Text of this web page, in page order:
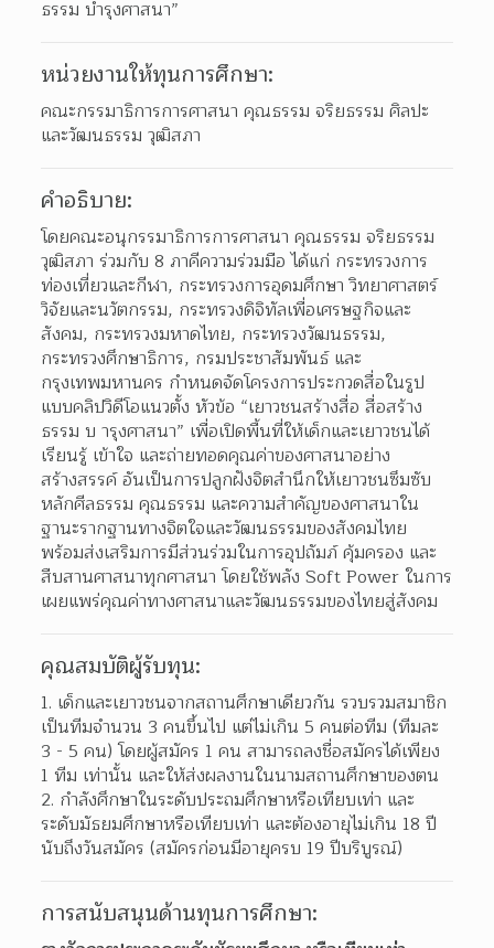
ธรรม บำรุงศาสนา”
หน่วยงานให้ทุนการศึกษา:
คณะกรรมาธิการการศาสนา คุณธรรม จริยธรรม ศิลปะ
และวัฒนธรรม วุฒิสภา
คำอธิบาย:
โดยคณะอนุกรรมาธิการการศาสนา คุณธรรม จริยธรรม
วุฒิสภา ร่วมกับ 8 ภาคีความร่วมมือ ได้แก่ กระทรวงการ
ท่องเที่ยวและกีฬา, กระทรวงการอุดมศึกษา วิทยาศาสตร์
วิจัยและนวัตกรรม, กระทรวงดิจิทัลเพื่อเศรษฐกิจและ
สังคม, กระทรวงมหาดไทย, กระทรวงวัฒนธรรม,
กระทรวงศึกษาธิการ, กรมประชาสัมพันธ์ และ
กรุงเทพมหานคร กำหนดจัดโครงการประกวดสื่อในรูป
แบบคลิปวิดีโอแนวตั้ง หัวข้อ “เยาวชนสร้างสื่อ สื่อสร้าง
ธรรม บ ารุงศาสนา” เพื่อเปิดพื้นที่ให้เด็กและเยาวชนได้
เรียนรู้ เข้าใจ และถ่ายทอดคุณค่าของศาสนาอย่าง
สร้างสรรค์ อันเป็นการปลูกฝังจิตสำนึกให้เยาวชนซึมซับ
หลักศีลธรรม คุณธรรม และความสำคัญของศาสนาใน
ฐานะรากฐานทางจิตใจและวัฒนธรรมของสังคมไทย
พร้อมส่งเสริมการมีส่วนร่วมในการอุปถัมภ์ คุ้มครอง และ
สืบสานศาสนาทุกศาสนา โดยใช้พลัง Soft Power ในการ
เผยแพร่คุณค่าทางศาสนาและวัฒนธรรมของไทยสู่สังคม
คุณสมบัติผู้รับทุน:
เด็กและเยาวชนจากสถานศึกษาเดียวกัน รวบรวมสมาชิก
เป็นทีมจำนวน 3 คนขึ้นไป แต่ไม่เกิน 5 คนต่อทีม (ทีมละ
3 - 5 คน) โดยผู้สมัคร 1 คน สามารถลงชื่อสมัครได้เพียง
1 ทีม เท่านั้น และให้ส่งผลงานในนามสถานศึกษาของตน
กำลังศึกษาในระดับประถมศึกษาหรือเทียบเท่า และ
ระดับมัธยมศึกษาหรือเทียบเท่า และต้องอายุไม่เกิน 18 ปี
นับถึงวันสมัคร (สมัครก่อนมีอายุครบ 19 ปีบริบูรณ์)
การสนับสนุนด้านทุนการศึกษา: